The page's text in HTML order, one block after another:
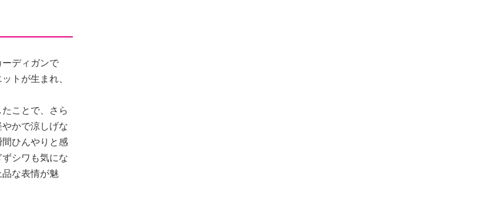
ディガンで
トが生まれ、
ことで、さら
かで涼しげな
ひんやりと感
シワも気にな
な表情が魅